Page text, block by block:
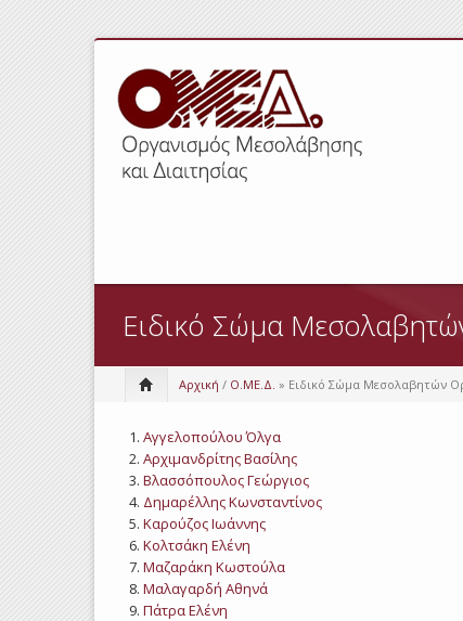
Ειδικό Σώμα
Αρχική / Ο.ΜΕ.Δ. » Ειδικό Σώμα Μεσολαβητών
Αγγελοπούλου Όλγα
Αρχιμανδρίτης Βασίλης
Βλασσόπουλος Γεώργιος
Δημαρέλλης Κωνσταντίνος
Καρούζος Ιωάννης
Κολτσάκη Ελένη
Μαζαράκη Κωστούλα
Μαλαγαρδή Αθηνά
Πάτρα Ελένη